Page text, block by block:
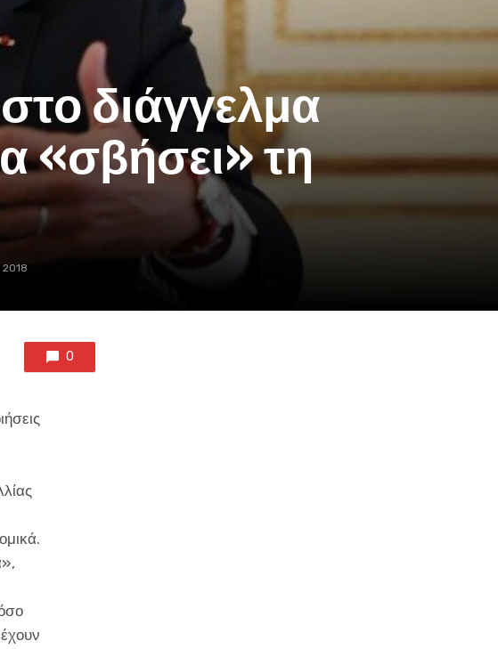
διάγγελμα
«σβήσει» τη
2018
0